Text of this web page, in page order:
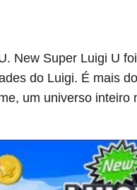
New Super Luigi U
do Luigi. É mais
um universo inteiro